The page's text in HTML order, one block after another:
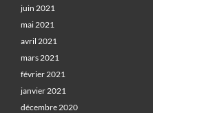
juin 2021
mai 2021
avril 2021
mars 2021
février 2021
janvier 2021
décembre 2020